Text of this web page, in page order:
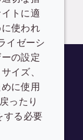
トに適
使われ
イゼーシ
の設定
イズ、
に使用
ったり
する必要